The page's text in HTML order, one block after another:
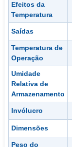
Efeitos da
Temperatura
Saídas
Temperatura de
Operação
Umidade
Relativa de
Armazenamento
Invólucro
Dimensões
Peso do